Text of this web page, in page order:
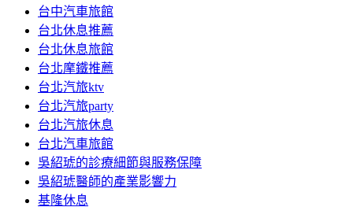
台中汽車旅館
台北休息推薦
台北休息旅館
台北摩鐵推薦
台北汽旅ktv
台北汽旅party
台北汽旅休息
台北汽車旅館
吳紹琥的診療細節與服務保障
吳紹琥醫師的產業影響力
基隆休息